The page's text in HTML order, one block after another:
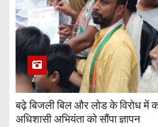
बढ़े बिजली बिल और लोड के विरोध में
अधिशासी अभियंता को सौंपा ज्ञापन